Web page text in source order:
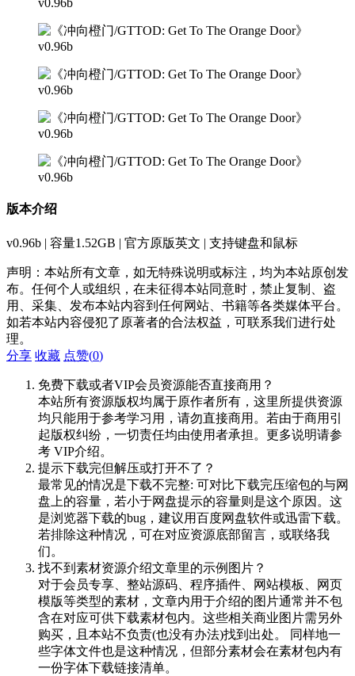
版本介绍
v0.96b | 容量1.52GB | 官方原版英文 | 支持键盘和鼠标
声明：本站所有文章，如无特殊说明或标注，均为本站原创发
布。任何个人或组织，在未征得本站同意时，禁止复制、盗
用、采集、发布本站内容到任何网站、书籍等各类媒体平台。
如若本站内容侵犯了原著者的合法权益，可联系我们进行处
理。
分享 收藏 点赞(0)
免费下载或者VIP会员资源能否直接商用？
本站所有资源版权均属于原作者所有，这里所提供资源
均只能用于参考学习用，请勿直接商用。若由于商用引
起版权纠纷，一切责任均由使用者承担。更多说明请参
考 VIP介绍。
提示下载完但解压或打开不了？
最常见的情况是下载不完整: 可对比下载完压缩包的与网
盘上的容量，若小于网盘提示的容量则是这个原因。这
是浏览器下载的bug，建议用百度网盘软件或迅雷下载。
若排除这种情况，可在对应资源底部留言，或联络我
们。
找不到素材资源介绍文章里的示例图片？
对于会员专享、整站源码、程序插件、网站模板、网页
模版等类型的素材，文章内用于介绍的图片通常并不包
含在对应可供下载素材包内。这些相关商业图片需另外
购买，且本站不负责(也没有办法)找到出处。 同样地一
些字体文件也是这种情况，但部分素材会在素材包内有
一份字体下载链接清单。